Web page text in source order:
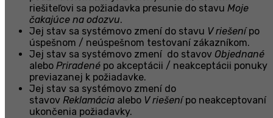
riešiteľovi sa požiadavka presunie do stavu Moje
čakajúce na odozvu.
Jej stav sa systémovo zmení do stavu V riešenípo
úspešnom / neúspešnom testovaní zákazníkom.
Jej stav sa systémovo zmení do stavov Objednané
alebo Priradené po akceptácii / neakceptácii ponuky
previazanej k požiadavke.
Jej stav sa systémovo zmení do
stavov Reklamácia alebo V riešenípo neakceptovaní
ukončenia požiadavky.